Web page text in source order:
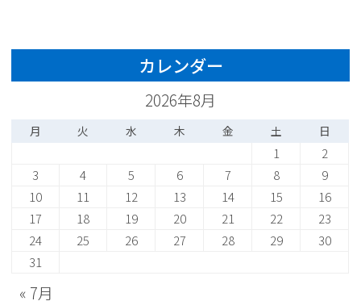
カレンダー
2026年8月
月 火 水 木 金 土 日
1
2
3
4 5 6 7 8
9
10
11 12 13 14 15
16
17
18 19 20 21 22
23
24
25 26 27 28 29
30
31
« 7月